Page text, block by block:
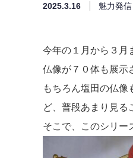
2025.3.16 魅力発信
今年の１月から３月
仏像が７０体も展示
もちろん塩田の仏
ど、普段あまり見る
そこで、このシリー